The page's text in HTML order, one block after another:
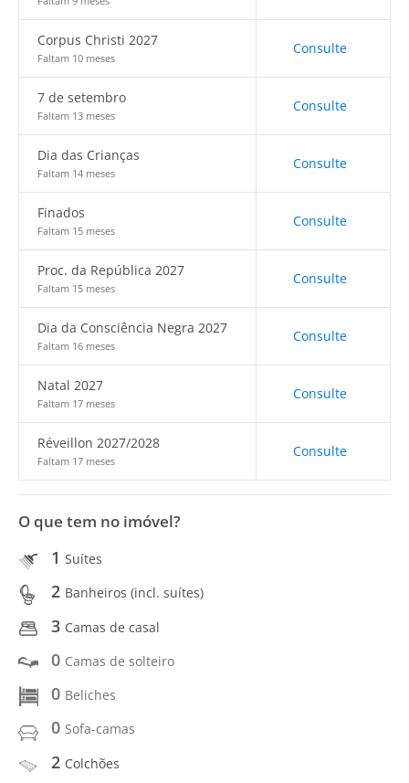
Corpus Christi 2027
Faltam 10 meses
Consulte
7 de setembro
Faltam 13 meses
Consulte
Dia das Crianças
Faltam 14 meses
Consulte
Finados
Faltam 15 meses
Consulte
Proc. da República 2027
Faltam 15 meses
Consulte
Dia da Consciência Negra 2027
Faltam 16 meses
Consulte
Natal 2027
Faltam 17 meses
Consulte
Réveillon 2027/2028
Faltam 17 meses
Consulte
O que tem no imóvel?
1 Suítes
2 Banheiros (incl. suítes)
3 Camas de casal
0 Camas de solteiro
0 Beliches
0 Sofa-camas
2 Colchões